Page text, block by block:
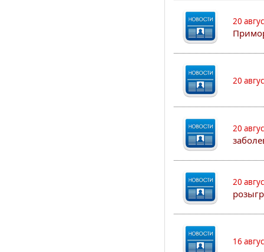
20
20
20
20
16